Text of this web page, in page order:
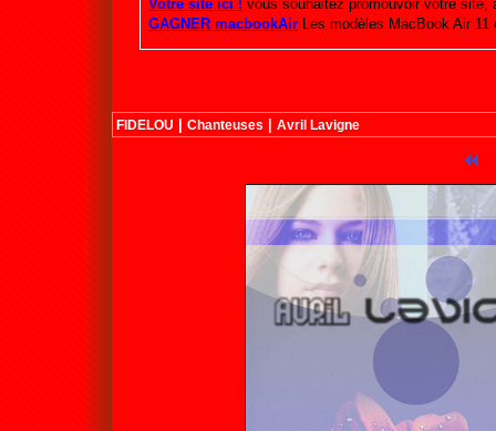
FIDELOU | Chanteuses | Avril Lavigne